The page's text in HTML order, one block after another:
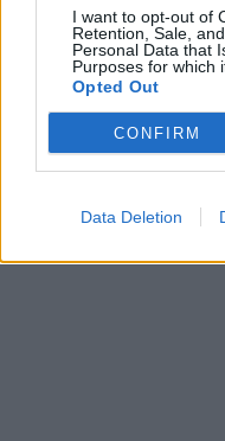
I want to opt-out of
Retention, Sale,
Personal Data that
Purposes for which
Opted Out
CONFIRM
Data Deletion